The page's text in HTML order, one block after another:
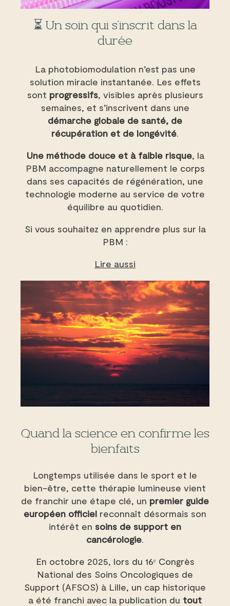
⏳ Un soin qui s’inscrit dans la
durée
La photobiomodulation n’est pas une
solution miracle instantanée. Les effets
sont progressifs, visibles après plusieurs
semaines, et s’inscrivent dans une
démarche globale de santé, de
récupération et de longévité.
Une méthode douce et à faible risque, la
PBM accompagne naturellement le corps
dans ses capacités de régénération, une
technologie moderne au service de votre
équilibre au quotidien.
Si vous souhaitez en apprendre plus sur la
PBM :
Lire aussi
Quand la science en confirme les
bienfaits
Longtemps utilisée dans le sport et le
bien-être, cette thérapie lumineuse vient
de franchir une étape clé, un premier guide
européen officiel reconnaît désormais son
intérêt en soins de support en
cancérologie.
En octobre 2025, lors du 16ᵉ Congrès
National des Soins Oncologiques de
Support (AFSOS) à Lille, un cap historique
a été franchi avec la publication du tout